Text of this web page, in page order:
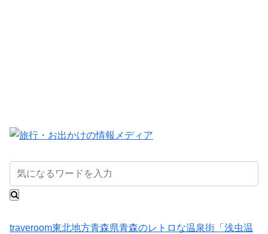
traveroom東北地方青森県青森のレトロな温泉街「浅虫温